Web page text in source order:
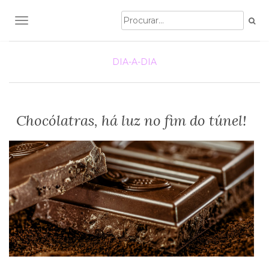
TOGGLE NAVIGATION
DIA-A-DIA
Chocólatras, há luz no fim do túnel!